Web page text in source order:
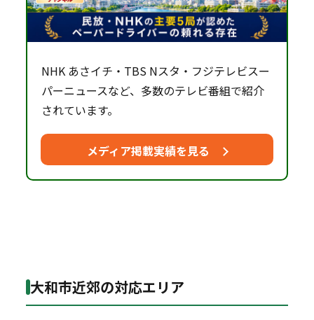
NHK あさイチ・TBS Nスタ・フジテレビスー
パーニュースなど、多数のテレビ番組で紹介
されています。
メディア掲載実績を見る
大和市近郊の対応エリア